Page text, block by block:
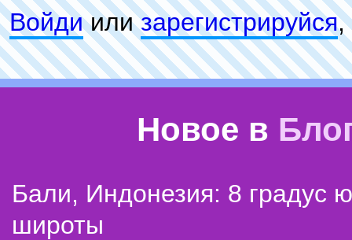
Войдиилизарeгиcтpируйся,
Новое в
Бали, Индонезия: 8 градус
широты